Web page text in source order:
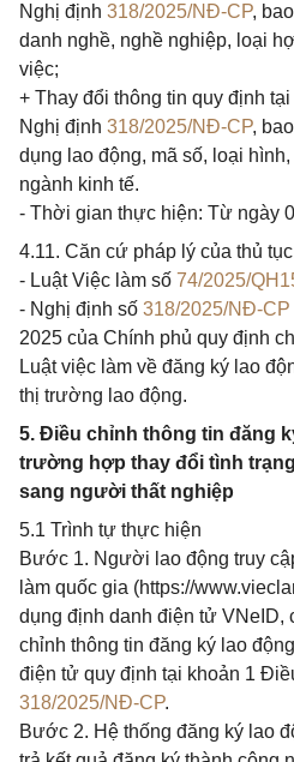
Nghị định 318/2025/NĐ-CP,
danh nghề, nghề nghiệp, loại
việc;
+ Thay đổi thông tin quy định
Nghị định 318/2025/NĐ-CP,
dụng lao động, mã số, loại
ngành kinh tế.
- Thời gian thực hiện: Từ ngày
4.11. Căn cứ pháp lý của thủ
- Luật Việc làm số 74/2025/
- Nghị định số 318/2025/NĐ-CP
2025 của Chính phủ quy định
Luật việc làm về đăng ký lao
thị trường lao động.
5. Điều chỉnh thông tin đăng
trường hợp thay đổi tình
sang người thất nghiệp
5.1 Trình tự thực hiện
Bước 1. Người lao động truy
làm quốc gia (https://
dụng định danh điện tử VNeID,
chỉnh thông tin đăng ký lao
điện tử quy định tại khoản 1
318/2025/NĐ-CP.
Bước 2. Hệ thống đăng ký lao